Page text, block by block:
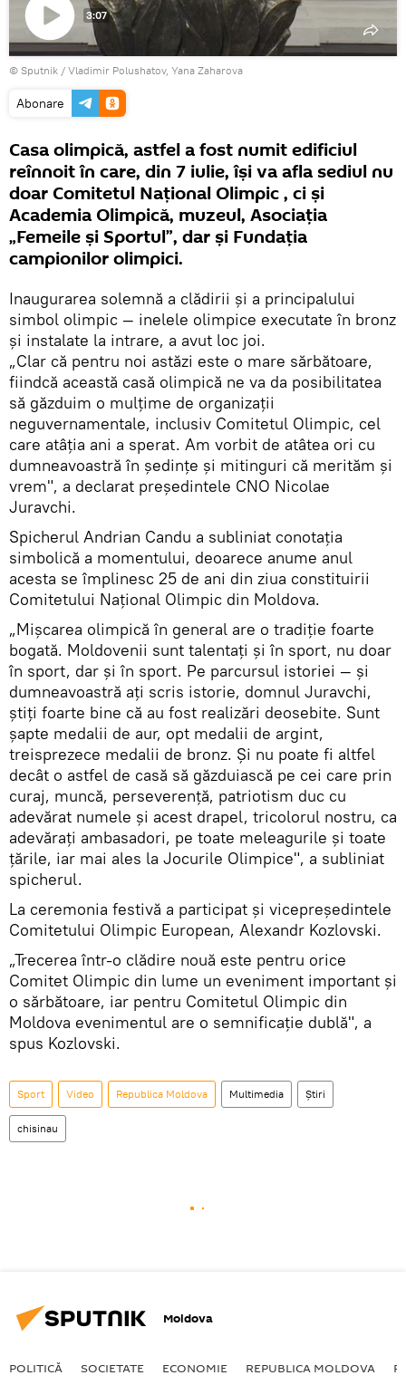
Play
Video
3:07
© Sputnik / Vladimir Polushatov, Yana Zaharova
Abonare
Casa olimpică, astfel a fost numit edificiul
reînnoit în care, din 7 iulie, îşi va afla sediul nu
doar Comitetul Naţional Olimpic , ci şi
Academia Olimpică, muzeul, Asociaţia
„Femeile şi Sportul”, dar şi Fundaţia
campionilor olimpici.
Inaugurarea solemnă a clădirii şi a principalului
simbol olimpic — inelele olimpice executate în bronz
şi instalate la intrare, a avut loc joi.
„Clar că pentru noi astăzi este o mare sărbătoare,
fiindcă această casă olimpică ne va da posibilitatea
să găzduim o mulţime de organizaţii
neguvernamentale, inclusiv Comitetul Olimpic, cel
care atâţia ani a sperat. Am vorbit de atâtea ori cu
dumneavoastră în şedinţe şi mitinguri că merităm şi
vrem", a declarat preşedintele CNO Nicolae
Juravchi.
Spicherul Andrian Candu a subliniat conotaţia
simbolică a momentului, deoarece anume anul
acesta se împlinesc 25 de ani din ziua constituirii
Comitetului Naţional Olimpic din Moldova.
„Mişcarea olimpică în general are o tradiţie foarte
bogată. Moldovenii sunt talentaţi şi în sport, nu doar
în sport, dar şi în sport. Pe parcursul istoriei — şi
dumneavoastră aţi scris istorie, domnul Juravchi,
ştiţi foarte bine că au fost realizări deosebite. Sunt
şapte medalii de aur, opt medalii de argint,
treisprezece medalii de bronz. Şi nu poate fi altfel
decât o astfel de casă să găzduiască pe cei care prin
curaj, muncă, perseverenţă, patriotism duc cu
adevărat numele şi acest drapel, tricolorul nostru, ca
adevăraţi ambasadori, pe toate meleagurile şi toate
ţările, iar mai ales la Jocurile Olimpice", a subliniat
spicherul.
La ceremonia festivă a participat şi vicepreşedintele
Comitetului Olimpic European, Alexandr Kozlovski.
„Trecerea într-o clădire nouă este pentru orice
Comitet Olimpic din lume un eveniment important şi
o sărbătoare, iar pentru Comitetul Olimpic din
Moldova evenimentul are o semnificaţie dublă", a
spus Kozlovski.
Sport Video Republica Moldova Multimedia Știri
chisinau
Moldova
POLITICĂ SOCIETATE ECONOMIE REPUBLICA MOLDOVA